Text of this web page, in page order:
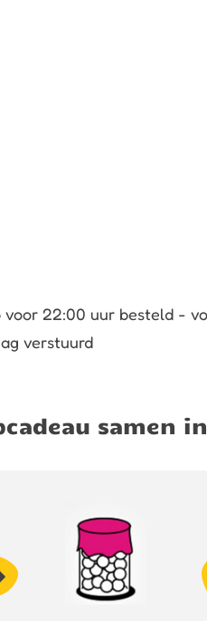
voor 22:00 uur besteld -
verstuurd
samen